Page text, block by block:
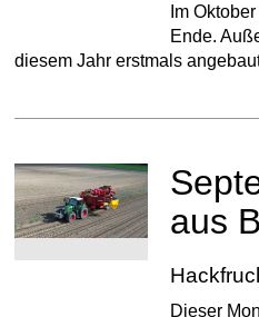
Im
Ende.
diesem Jahr erstmals
aus
Dieser